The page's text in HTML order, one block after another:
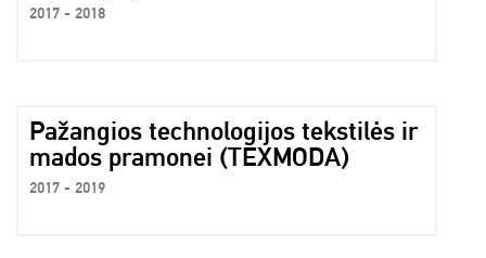
2017 - 2018
Pažangios technologijos tekstilės ir
mados pramonei (TEXMODA)
2017 - 2019